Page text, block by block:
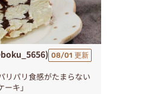
08/01 更新
リパリ食感がたまらない
キ」